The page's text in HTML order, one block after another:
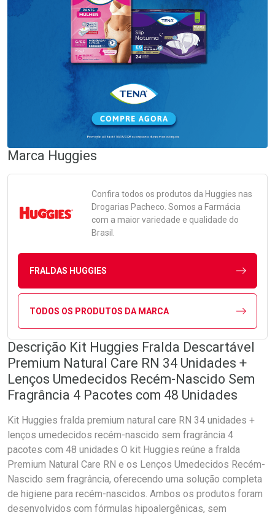
Marca Huggies
Confira todos os produtos da Huggies nas
Drogarias Pacheco. Somos a Farmácia
com a maior variedade e qualidade do
Brasil.
FRALDAS HUGGIES
TODOS OS PRODUTOS DA MARCA
Descrição Kit Huggies Fralda Descartável
Premium Natural Care RN 34 Unidades +
Lenços Umedecidos Recém-Nascido Sem
Fragrância 4 Pacotes com 48 Unidades
Kit Huggies fralda premium natural care RN 34 unidades +
lenços umedecidos recém-nascido sem fragrância 4
pacotes com 48 unidades O kit Huggies reúne a fralda
Premium Natural Care RN e os Lenços Umedecidos Recém-
Nascido sem fragrância, oferecendo uma solução completa
de higiene para recém-nascidos. Ambos os produtos foram
desenvolvidos com fórmulas hipoalergênicas, sem